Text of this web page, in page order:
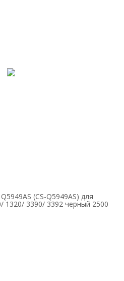
(CS-Q5949AS) для
1320/ 3390/ 3392 черный 2500